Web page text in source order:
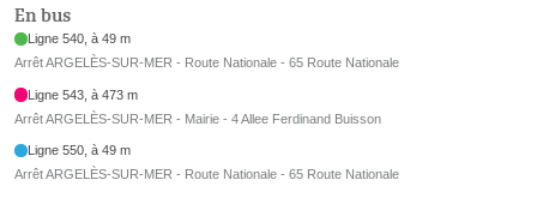
En bus
Ligne 540, à 49 m
Arrêt ARGELÈS-SUR-MER - Route Nationale - 65 Route Nationale
Ligne 543, à 473 m
Arrêt ARGELÈS-SUR-MER - Mairie - 4 Allee Ferdinand Buisson
Ligne 550, à 49 m
Arrêt ARGELÈS-SUR-MER - Route Nationale - 65 Route Nationale